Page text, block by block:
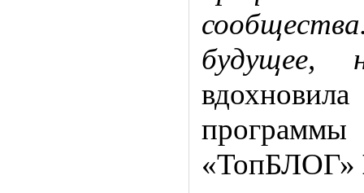
будущее,
«ТопБЛОГ»